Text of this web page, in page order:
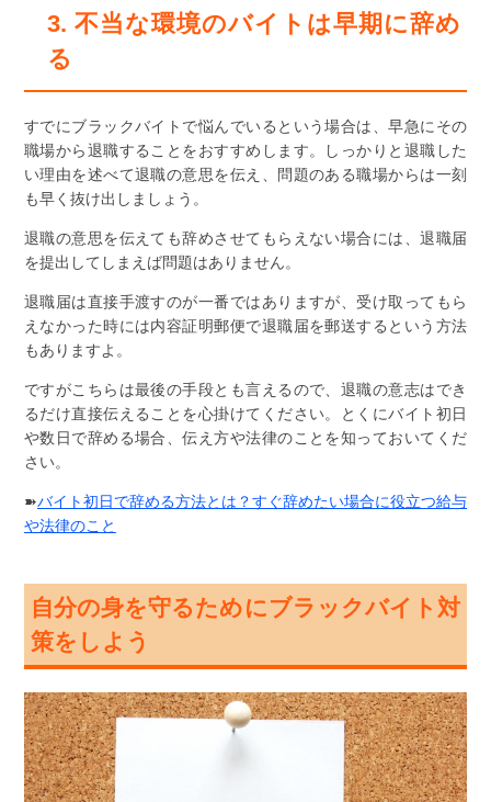
3. 不当な環境のバイトは早期に辞め
る
すでにブラックバイトで悩んでいるという場合は、早急にその
職場から退職することをおすすめします。しっかりと退職した
い理由を述べて退職の意思を伝え、問題のある職場からは一刻
も早く抜け出しましょう。
退職の意思を伝えても辞めさせてもらえない場合には、退職届
を提出してしまえば問題はありません。
退職届は直接手渡すのが一番ではありますが、受け取ってもら
えなかった時には内容証明郵便で退職届を郵送するという方法
もありますよ。
ですがこちらは最後の手段とも言えるので、退職の意志はでき
るだけ直接伝えることを心掛けてください。とくにバイト初日
や数日で辞める場合、伝え方や法律のことを知っておいてくだ
さい。
➽バイト初日で辞める方法とは？すぐ辞めたい場合に役立つ給与
や法律のこと
自分の身を守るためにブラックバイト対
策をしよう